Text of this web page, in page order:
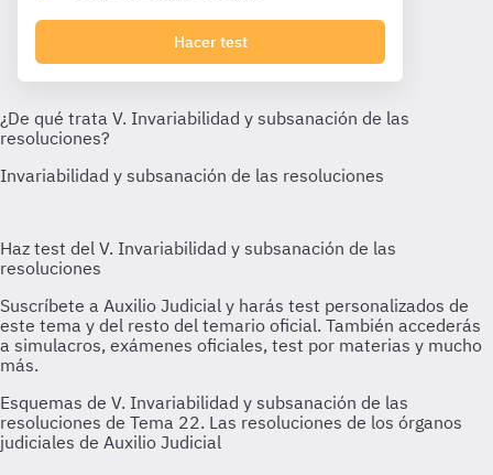
Hacer test
Esquemas de V. Invariabilidad y subsanación de las
resoluciones de Tema 22. Las resoluciones de los órganos
judiciales de Auxilio Judicial